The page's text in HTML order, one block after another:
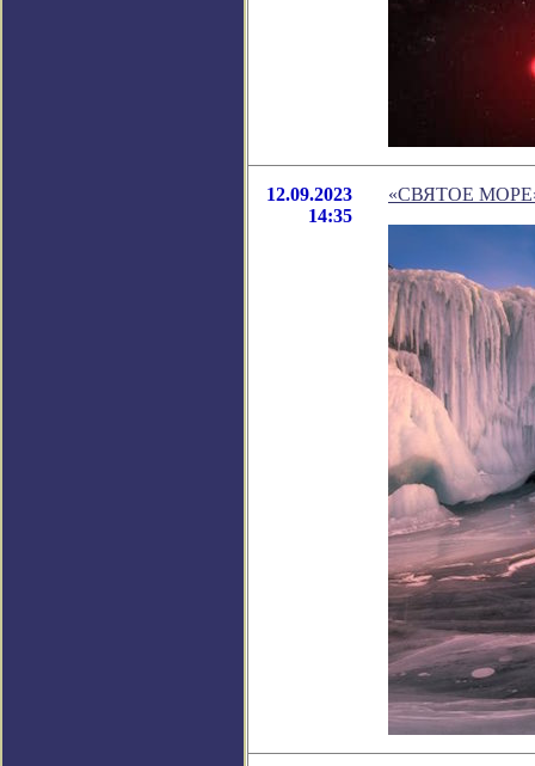
12.09.2023
14:35
«СВЯТОЕ